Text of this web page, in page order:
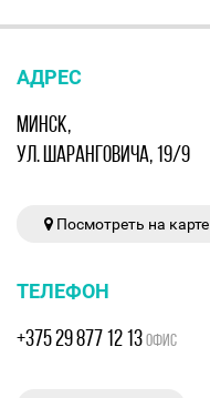
АДРЕС
МИНСК,
УЛ. ШАРАНГОВИЧА, 19/9
Посмотреть на карте
ТЕЛЕФОН
+375 29 877 12 13ОФИС